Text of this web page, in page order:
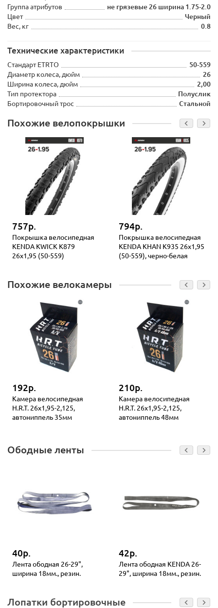
Группа атрибутов
не грязевые 26 ширина 1.75-2.0
Цвет
Черный
Вес, кг
0.8
Технические характеристики
Стандарт ETRTO
50-559
Диаметр колеса, дюйм
26
Ширина колеса, дюйм
2,00
Тип протектора
Полуслик
Бортировочный трос
Стальной
Похожие велопокрышки
757р.
Покрышка велосипедная
KENDA KWICK K879
26x1,95 (50-559)
794р.
Покрышка велосипедная
KENDA KHAN K935 26x1,95
(50-559), черно-белая
Похожие велокамеры
192р.
Камера велосипедная
H.R.T. 26x1,95-2,125,
автониппель 35мм
210р.
Камера велосипедная
H.R.T. 26x1,95-2,125,
автониппель 48мм
Ободные ленты
40р.
Лента ободная 26-29",
ширина 18мм., резин.
42р.
Лента ободная KENDA 26-
29", ширина 18мм., резин.
Лопатки бортировочные